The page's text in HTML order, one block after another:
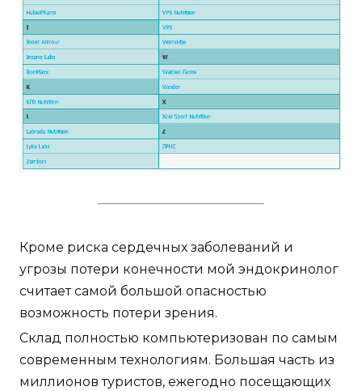
Кроме риска сердечных заболеваний и
угрозы потери конечности мой эндокринолог
считает самой большой опасностью
возможность потери зрения.
Склад полностью компьютеризован по самым
современным технологиям. Большая часть из
миллионов туристов, ежегодно посещающих